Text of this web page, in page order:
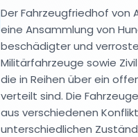
Der Fahrzeugfriedhof von
eine Ansammlung von
beschädigter und
Militärfahrzeuge sowie
die in Reihen über ein
verteilt sind. Die
aus verschiedenen
unterschiedlichen